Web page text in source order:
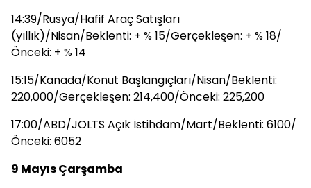
14:39/Rusya/Hafif Araç Satışları
(yıllık)/Nisan/Beklenti: + % 15/Gerçekleşen: + % 18/
Önceki: + % 14
15:15/Kanada/Konut Başlangıçları/Nisan/Beklenti:
220,000/Gerçekleşen: 214,400/Önceki: 225,200
17:00/ABD/JOLTS Açık İstihdam/Mart/Beklenti: 6100/
Önceki: 6052
9 Mayıs Çarşamba